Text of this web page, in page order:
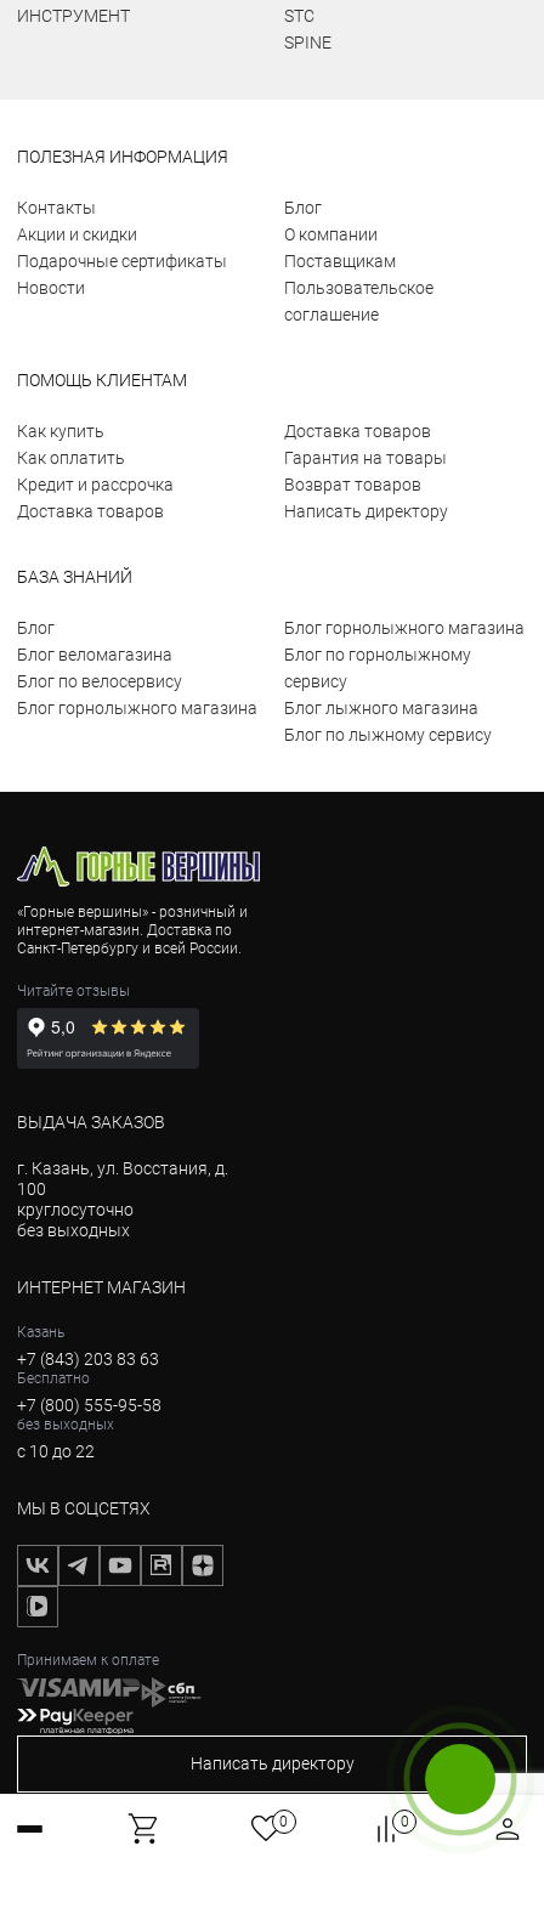
ИНСТРУМЕНТ
STC
SPINE
ПОЛЕЗНАЯ ИНФОРМАЦИЯ
Контакты
Акции и скидки
Подарочные сертификаты
Новости
Блог
О компании
Поставщикам
Пользовательское
соглашение
ПОМОЩЬ КЛИЕНТАМ
Как купить
Как оплатить
Кредит и рассрочка
Доставка товаров
Доставка товаров
Гарантия на товары
Возврат товаров
Написать директору
БАЗА ЗНАНИЙ
Блог
Блог веломагазина
Блог по велосервису
Блог горнолыжного магазина
Блог горнолыжного магазина
Блог по горнолыжному
сервису
Блог лыжного магазина
Блог по лыжному сервису
«Горные вершины» - розничный и
интернет-магазин. Доставка по
Санкт-Петербургу и всей России.
Читайте отзывы
ВЫДАЧА ЗАКАЗОВ
г. Казань, ул. Восстания, д.
100
круглосуточно
без выходных
ИНТЕРНЕТ МАГАЗИН
Казань
+7 (843) 203 83 63
Бесплатно
+7 (800) 555-95-58
без выходных
с 10 до 22
МЫ В СОЦСЕТЯХ
Принимаем к оплате
Написать директору
2012-2026, © Горные Вершины
0 0
Бесплатный звонок